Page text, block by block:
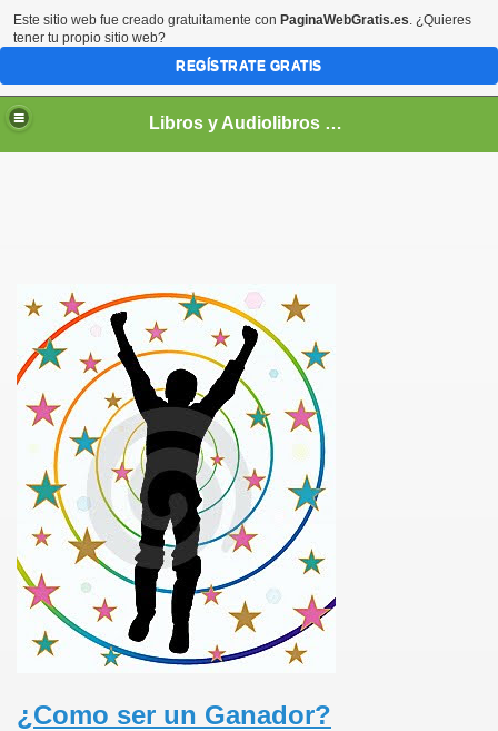
Libros y Audiolibros Para emprendedores
¿Como ser un Ganador?
Este sitio web fue creado gratuitamente con PaginaWebGratis.es. ¿Quieres
tener tu propio sitio web?
REGÍSTRATE GRATIS